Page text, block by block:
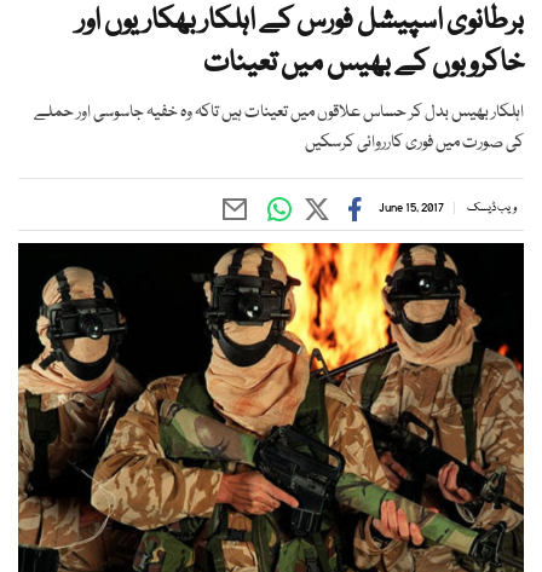
برطانوی اسپیشل فورس کے اہلکار بھکاریوں اور
خاکروبوں کے بھیس میں تعینات
اہلکار بھیس بدل کر حساس علاقوں میں تعینات ہیں تاکہ وہ خفیہ جاسوسی اور حملے
کی صورت میں فوری کارروائی کرسکیں
ویب ڈیسک June 15, 2017